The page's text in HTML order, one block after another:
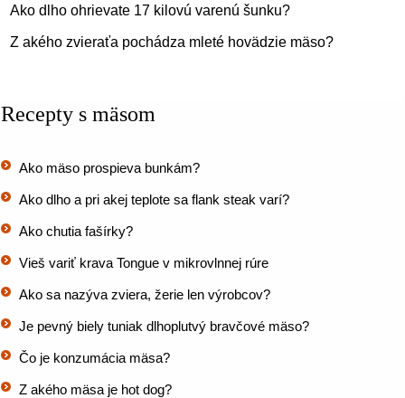
Ako dlho ohrievate 17 kilovú varenú šunku?
Z akého zvieraťa pochádza mleté ​​hovädzie mäso?
Recepty s mäsom
Ako mäso prospieva bunkám?
Ako dlho a pri akej teplote sa flank steak varí?
Ako chutia fašírky?
Vieš variť krava Tongue v mikrovlnnej rúre
Ako sa nazýva zviera, žerie len výrobcov?
Je pevný biely tuniak dlhoplutvý bravčové mäso?
Čo je konzumácia mäsa?
Z akého mäsa je hot dog?